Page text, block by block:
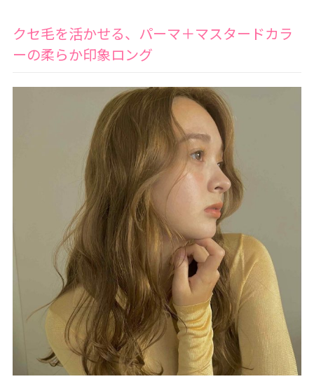
クセ毛を活かせる、パーマ＋マスタードカラ
ーの柔らか印象ロング